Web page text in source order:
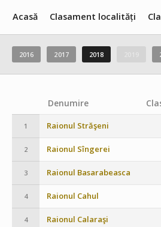
Acasă Clasament localități
2016 2017 2018
Denumire
1 Raionul Străşeni
2 Raionul Sîngerei
3 Raionul Basarabeasca
4 Raionul Cahul
4 Raionul Calaraşi